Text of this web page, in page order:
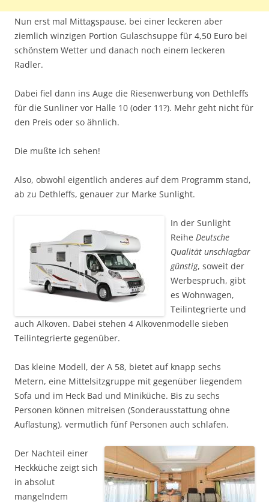
Nun erst mal Mittagspause, bei einer leckeren aber
ziemlich winzigen Portion Gulaschsuppe für 4,50 Euro bei
schönstem Wetter und danach noch einem leckeren
Radler.
Dabei fiel dann ins Auge die Riesenwerbung von Dethleffs
für die Sunliner vor Halle 10 (oder 11?). Mehr geht nicht für
den Preis oder so ähnlich.
Die mußte ich sehen!
Also, obwohl eigentlich anderes auf dem Programm stand,
ab zu Dethleffs, genauer zur Marke Sunlight.
In der Sunlight
Reihe Deutsche
Qualität unschlagbar
günstig, soweit der
Werbespruch, gibt
es Wohnwagen,
Teilintegrierte und
auch Alkoven. Dabei stehen 4 Alkovenmodelle sieben
Teilintegrierte gegenüber.
Das kleine Modell, der A 58, bietet auf knapp sechs
Metern, eine Mittelsitzgruppe mit gegenüber liegendem
Sofa und im Heck Bad und Miniküche. Bis zu sechs
Personen können mitreisen (Sonderausstattung ohne
Auflastung), vermutlich fünf Personen auch schlafen.
Der Nachteil einer
Heckküche zeigt sich
in absolut
mangelndem